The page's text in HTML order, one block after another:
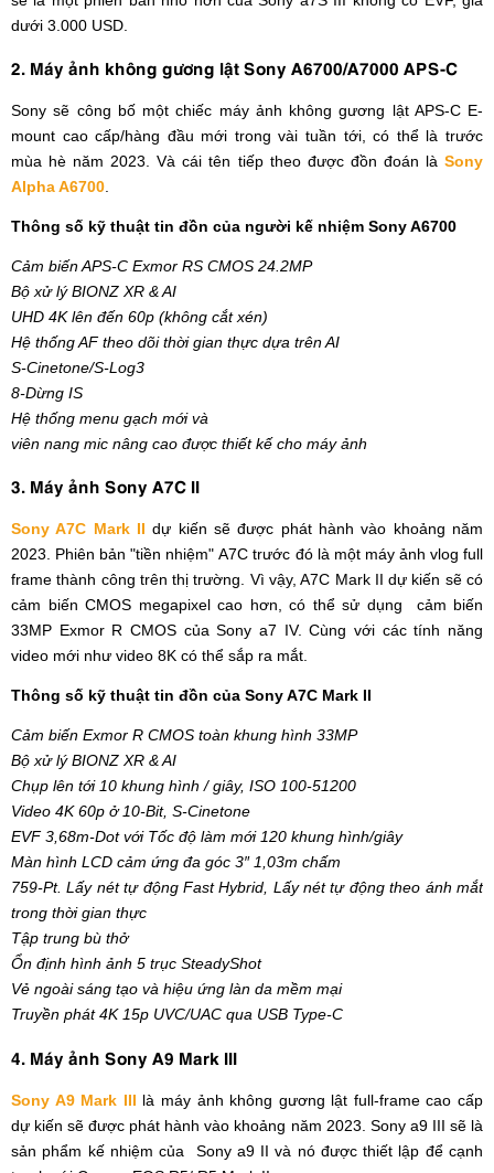
dưới 3.000 USD.
2. Máy ảnh không gương lật Sony A6700/A7000 APS-C
Sony sẽ công bố một chiếc máy ảnh không gương lật APS-C E-
mount cao cấp/hàng đầu mới trong vài tuần tới, có thể là trước
mùa hè năm 2023. Và cái tên tiếp theo được đồn đoán là Sony
Alpha A6700
Thông số kỹ thuật tin đồn của người kế nhiệm Sony A6700
Cảm biến APS-C Exmor RS CMOS 24.2MP
Bộ xử lý BIONZ XR & AI
UHD 4K lên đến 60p (không cắt xén)
Hệ thống AF theo dõi thời gian thực dựa trên AI
S-Cinetone/S-Log3
8-Dừng IS
Hệ thống menu gạch mới và
viên nang mic nâng cao được thiết kế cho máy ảnh
3. Máy ảnh Sony A7C II
Sony A7C Mark II dự kiến ​​sẽ được phát hành vào khoảng năm
2023. Phiên bản "tiền nhiệm" A7C trước đó là một máy ảnh vlog full
frame thành công trên thị trường. Vì vậy, A7C Mark II dự kiến ​​sẽ có
cảm biến CMOS megapixel cao hơn, có thể sử dụng cảm biến
33MP Exmor R CMOS của Sony a7 IV. Cùng với các tính năng
video mới như video 8K có thể sắp ra mắt.
Thông số kỹ thuật tin đồn của Sony A7C Mark II
Cảm biến Exmor R CMOS toàn khung hình 33MP
Bộ xử lý BIONZ XR & AI
Chụp lên tới 10 khung hình / giây, ISO 100-51200
Video 4K 60p ở 10-Bit, S-Cinetone
EVF 3,68m-Dot với Tốc độ làm mới 120 khung hình/giây
Màn hình LCD cảm ứng đa góc 3″ 1,03m chấm
759-Pt. Lấy nét tự động Fast Hybrid, Lấy nét tự động theo ánh mắt
trong thời gian thực
Tập trung bù thở
Ổn định hình ảnh 5 trục SteadyShot
Vẻ ngoài sáng tạo và hiệu ứng làn da mềm mại
Truyền phát 4K 15p UVC/UAC qua USB Type-C
4. Máy ảnh Sony A9 Mark III
Sony A9 Mark III là máy ảnh không gương lật full-frame cao cấp
dự kiến ​​sẽ được phát hành vào khoảng năm 2023. Sony a9 III sẽ là
sản phẩm kế nhiệm của Sony a9 II và nó được thiết lập để cạnh